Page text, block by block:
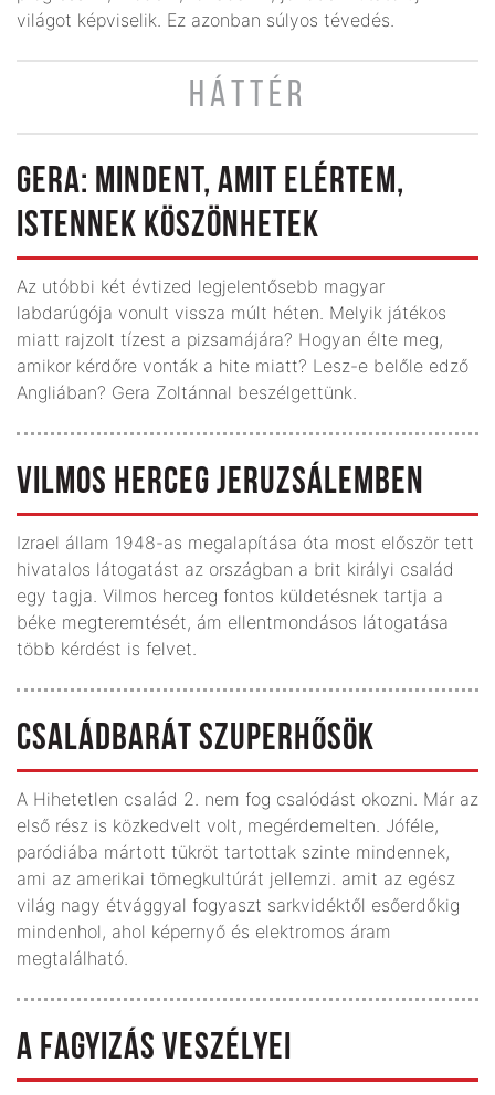
világot képviselik. Ez azonban súlyos tévedés.
HÁTTÉR
GERA: MINDENT, AMIT ELÉRTEM,
ISTENNEK KÖSZÖNHETEK
Az utóbbi két évtized legjelentősebb magyar
labdarúgója vonult vissza múlt héten. Melyik játékos
miatt rajzolt tízest a pizsamájára? Hogyan élte meg,
amikor kérdőre vonták a hite miatt? Lesz-e belőle edző
Angliában? Gera Zoltánnal beszélgettünk.
VILMOS HERCEG JERUZSÁLEMBEN
Izrael állam 1948-as megalapítása óta most először tett
hivatalos látogatást az országban a brit királyi család
egy tagja. Vilmos herceg fontos küldetésnek tartja a
béke megteremtését, ám ellentmondásos látogatása
több kérdést is felvet.
CSALÁDBARÁT SZUPERHŐSÖK
A Hihetetlen család 2. nem fog csalódást okozni. Már az
első rész is közkedvelt volt, megérdemelten. Jóféle,
paródiába mártott tükröt tartottak szinte mindennek,
ami az amerikai tömegkultúrát jellemzi. amit az egész
világ nagy étvággyal fogyaszt sarkvidéktől esőerdőkig
mindenhol, ahol képernyő és elektromos áram
megtalálható.
A FAGYIZÁS VESZÉLYEI